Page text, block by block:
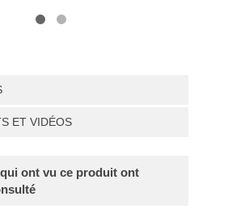
ET VIDÉOS
ont vu ce produit ont